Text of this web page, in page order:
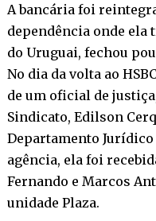
A bancária foi
dependência onde ela
do Uruguai, fechou
No dia da volta ao
de um oficial de
Sindicato, Edilson
Departamento Jurídico
agência, ela foi
Fernando e Marcos
unidade Plaza.